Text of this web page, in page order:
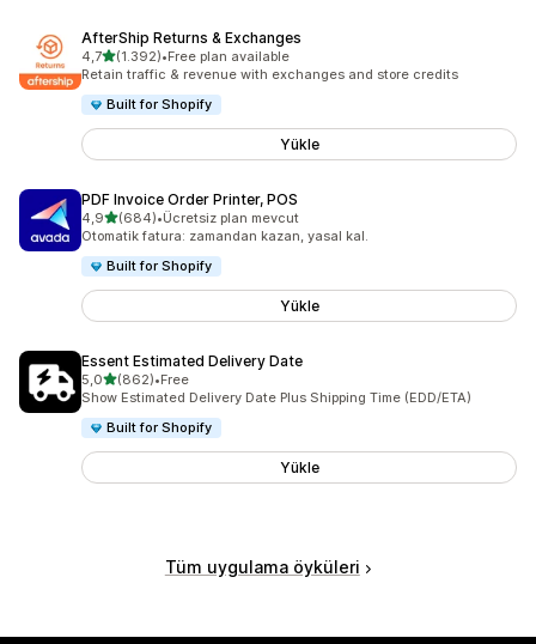
AfterShip Returns & Exchanges
4,75 yıldız üzerinden
(1.392)
toplam 1392 değerlendirme
•Free plan available
Retain traffic & revenue with exchanges and store credits
Built for Shopify
Yükle
PDF Invoice Order Printer, POS
4,95 yıldız üzerinden
(684)
toplam 684 değerlendirme
•Ücretsiz plan mevcut
Otomatik fatura: zamandan kazan, yasal kal.
Built for Shopify
Yükle
Essent Estimated Delivery Date
5,05 yıldız üzerinden
(862)
toplam 862 değerlendirme
•Free
Show Estimated Delivery Date Plus Shipping Time (EDD/ETA)
Built for Shopify
Yükle
Tüm uygulama öyküleri